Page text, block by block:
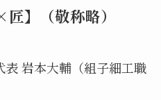
】（敬称略）
岩本大輔（組子細工職